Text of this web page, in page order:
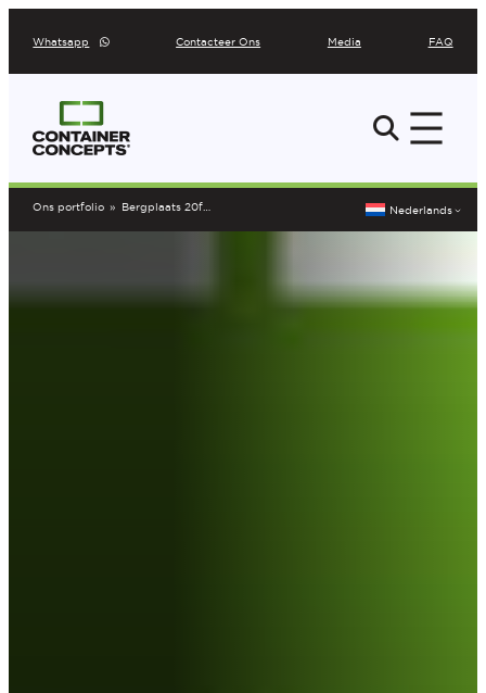
naar
inhoud
Whatsapp Contacteer Ons Media FAQ
Ons portfolio » Bergplaats 20ft container Zemst Nederlands